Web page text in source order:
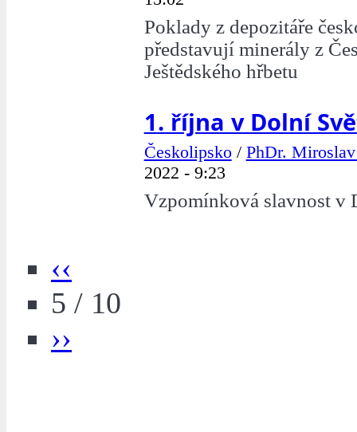
Poklady z depozitáře
představují minerály z
Ještědského hřbetu
1. října v Dolní
Českolipsko/ PhDr.
2022 - 9:23
Vzpomínková slavnost v
‹‹
5 / 10
››